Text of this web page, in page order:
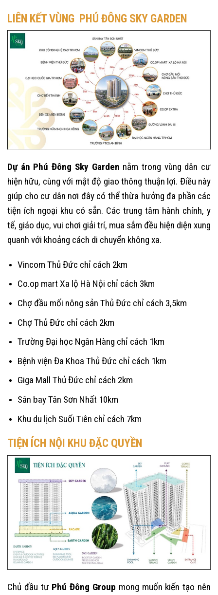
LIÊN KẾT VÙNG PHÚ ĐÔNG SKY GARDEN
Dự án Phú Đông Sky Garden nằm trong vùng dân cư
hiện hữu, cùng với mật độ giao thông thuận lợi. Điều này
giúp cho cư dân nơi đây có thể thừa hưởng đa phần các
tiện ích ngoại khu có sẵn. Các trung tâm hành chính, y
tế, giáo dục, vui chơi giải trí, mua sắm đều hiện diện xung
quanh với khoảng cách di chuyển không xa.
Vincom Thủ Đức chỉ cách 2km
Co.op mart Xa lộ Hà Nội chỉ cách 3km
Chợ đầu mối nông sản Thủ Đức chỉ cách 3,5km
Chợ Thủ Đức chỉ cách 2km
Trường Đại học Ngân Hàng chỉ cách 1km
Bệnh viện Đa Khoa Thủ Đức chỉ cách 1km
Giga Mall Thủ Đức chỉ cách 2km
Sân bay Tân Sơn Nhất 10km
Khu du lịch Suối Tiên chỉ cách 7km
TIỆN ÍCH NỘI KHU ĐẶC QUYỀN
Chủ đầu tư Phú Đông Group mong muốn kiến tạo nên